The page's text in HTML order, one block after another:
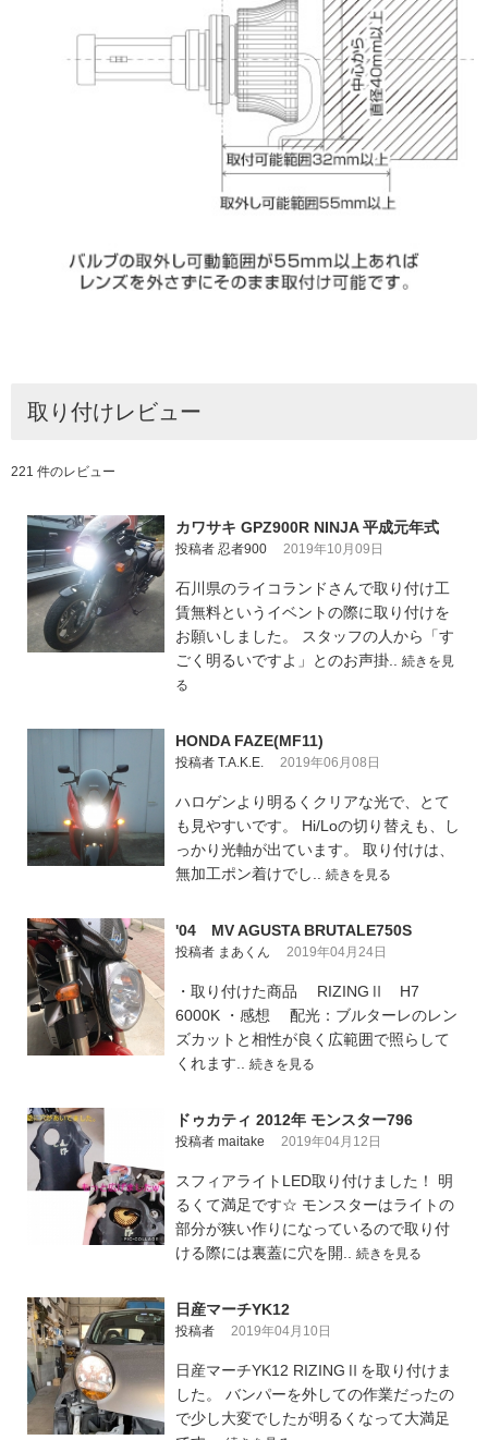
取り付けレビュー
221 件のレビュー
カワサキ GPZ900R NINJA 平成元年式
投稿者 忍者900 2019年10月09日
石川県のライコランドさんで取り付け工
賃無料というイベントの際に取り付けを
お願いしました。 スタッフの人から「す
ごく明るいですよ」とのお声掛.. 続きを見
る
HONDA FAZE(MF11)
投稿者 T.A.K.E. 2019年06月08日
ハロゲンより明るくクリアな光で、とて
も見やすいです。 Hi/Loの切り替えも、し
っかり光軸が出ています。 取り付けは、
無加工ポン着けでし.. 続きを見る
'04 MV AGUSTA BRUTALE750S
投稿者 まあくん 2019年04月24日
・取り付けた商品 RIZINGⅡ H7
6000K ・感想 配光：ブルターレのレン
ズカットと相性が良く広範囲で照らして
くれます.. 続きを見る
ドゥカティ 2012年 モンスター796
投稿者 maitake 2019年04月12日
スフィアライトLED取り付けました！ 明
るくて満足です☆ モンスターはライトの
部分が狭い作りになっているので取り付
ける際には裏蓋に穴を開.. 続きを見る
日産マーチYK12
投稿者 2019年04月10日
日産マーチYK12 RIZINGⅡを取り付けま
した。 バンパーを外しての作業だったの
で少し大変でしたが明るくなって大満足